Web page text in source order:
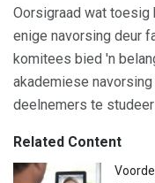
Oorsigraad wat toesig
enige navorsing deur
komitees bied 'n
akademiese
deelnemers te studeer
Related Content